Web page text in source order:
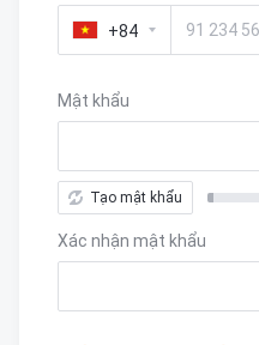
+84
Mật khẩu
Tạo mật khẩu
New
Rating:
Xác nhận mật khẩu